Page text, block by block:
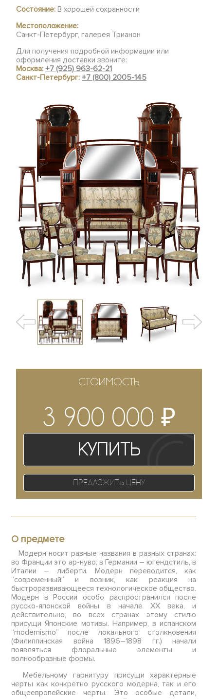
Состояние: В хорошей сохранности
Местоположение:
Санкт-Петербург, галерея Трианон
Для получения подробной информации или
оформления доставки звоните:
Москва:+7 (925) 963-62-21
Санкт-Петербург:+7 (800) 2005-145
СТОИМОСТЬ
3 900 000₽
Купить
Предложить цену
О предмете
Модерн носит разные названия в разных странах:
во Франции это ар-нуво, в Германии – югендстиль, в
Италии – либерти. Модерн переводится, как
“современный” и возник, как реакция на
быстроразвивающееся технологическое общество.
Модерн в России особо распространился после
русско-японской войны в начале XX века, и
действительно, во всех странах этому стилю
присущи Японские мотивы. Например, в испанском
“modernismo” после локального столкновения
(Филиппинская война 1896–1898 гг.) начали
появляться флоральные элементы и
волнообразные формы.
Мебельному гарнитуру присущи характерные
черты как конкретно русского модерна, так и его
общеевропейские черты. Это особые детали,